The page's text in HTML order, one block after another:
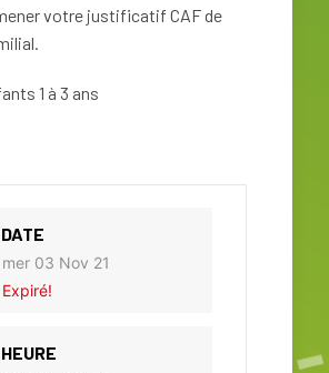
votre justificatif CAF de
1 à 3 ans
DATE
mer 03 Nov 21
Expiré!
HEURE